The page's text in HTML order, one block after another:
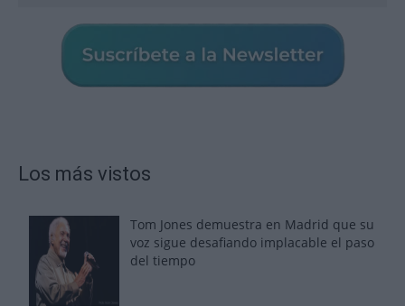
Los más vistos
Tom Jones demuestra en Madrid que su
voz sigue desafiando implacable el paso
del tiempo